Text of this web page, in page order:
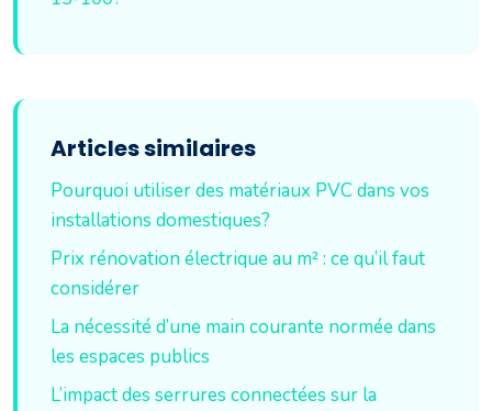
Articles similaires
Pourquoi utiliser des matériaux PVC dans vos
installations domestiques?
Prix rénovation électrique au m² : ce qu’il faut
considérer
La nécessité d’une main courante normée dans
les espaces publics
L’impact des serrures connectées sur la